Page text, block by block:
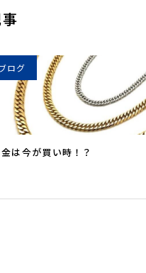
ログ
金は今が買い時！？